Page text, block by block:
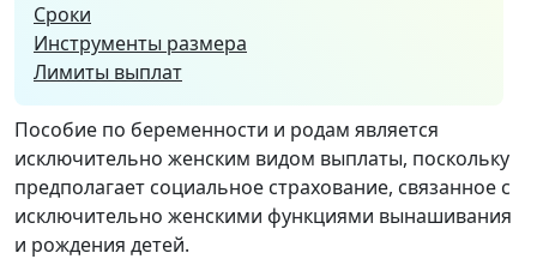
Сроки
Инструменты размера
Лимиты выплат
Пособие по беременности и родам является
исключительно женским видом выплаты, поскольку
предполагает социальное страхование, связанное с
исключительно женскими функциями вынашивания
и рождения детей.